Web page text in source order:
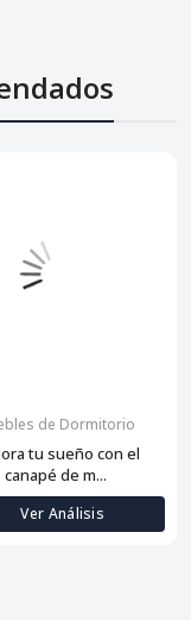
de Dormitorio
tu sueño con el
canapé de m...
Ver Análisis